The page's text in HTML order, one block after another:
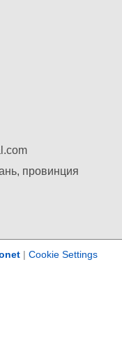
провинция
| Cookie Settings